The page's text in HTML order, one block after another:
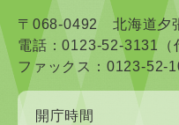
〒068-0492 北海道夕
電話：0123-52-3131（
ファックス：0123-52-
開庁時間